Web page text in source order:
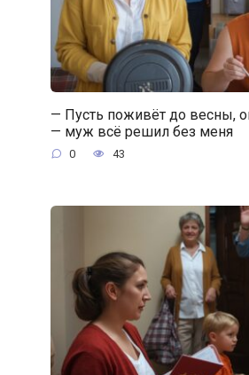
— Пусть поживёт до весны,
— муж всё решил без меня
0 43